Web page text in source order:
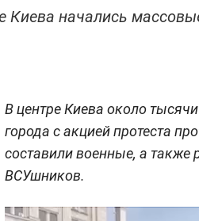
Киева начались
В центре Киева около
города с акцией протеста
составили военные, а также
ВСУшников.